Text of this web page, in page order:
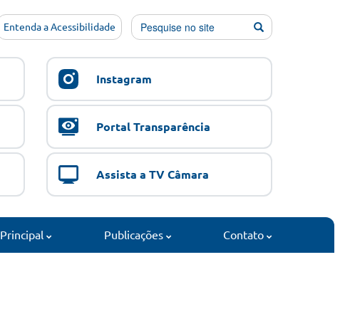
Entenda a Acessibilidade
Instagram
Portal Transparência
Assista a TV Câmara
Principal Publicações Contato